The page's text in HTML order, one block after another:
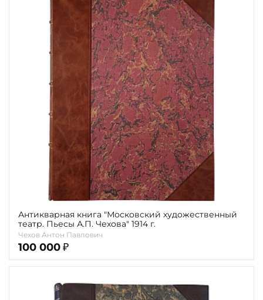
Антикварная книга "Московский художественный
театр. Пьесы А.П. Чехова" 1914 г.
Чехов Антон Павлович
100 000 ₽